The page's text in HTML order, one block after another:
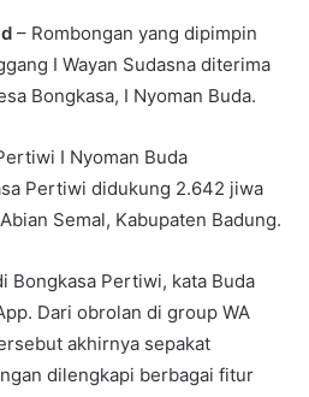
– Rombongan yang dipimpin
I Wayan Sudasna diterima
Bongkasa, I Nyoman Buda.
I Nyoman Buda
Pertiwi didukung 2.642 jiwa
Semal, Kabupaten Badung.
Bongkasa Pertiwi, kata Buda
Dari obrolan di group WA
akhirnya sepakat
dilengkapi berbagai fitur